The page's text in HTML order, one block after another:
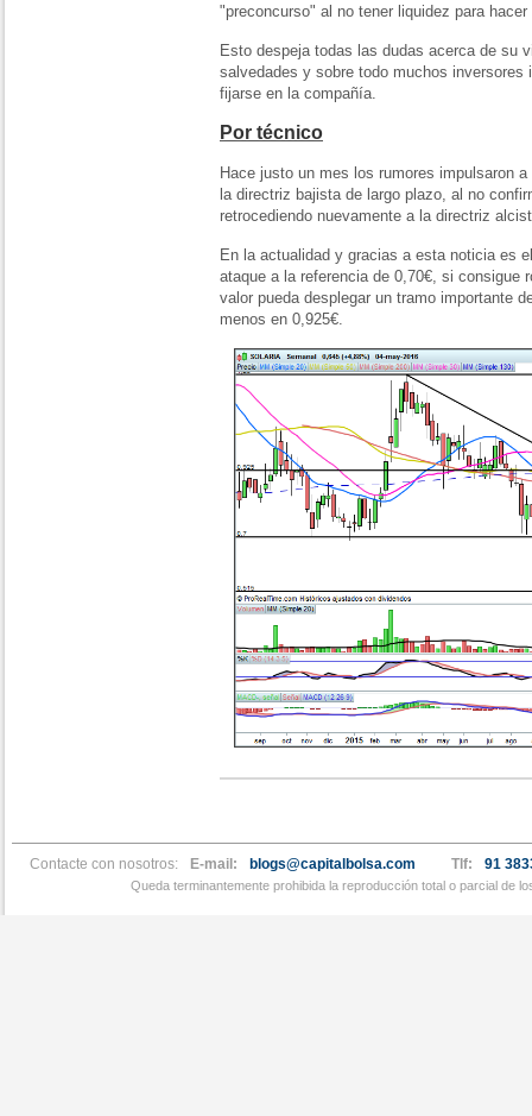
"preconcurso" al no tener liquidez para
Esto despeja todas las dudas acerca de su
salvedades y sobre todo muchos inversores
fijarse en la compañía.
Por técnico
Hace justo un mes los rumores impulsaron
la directriz bajista de largo plazo, al no
retrocediendo nuevamente a la directriz
En la actualidad y gracias a esta noticia es
ataque a la referencia de 0,70€, si consigue
valor pueda desplegar un tramo importante
menos en 0,925€.
Contacte con nosotros: E-mail: blogs@capitalbolsa.com Tlf: 91
Queda terminantemente prohibida la reproducción total o parcial de